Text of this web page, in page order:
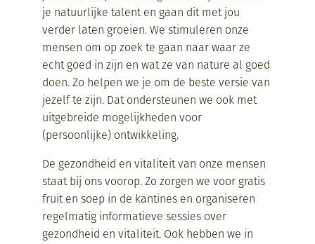
je natuurlijke talent en gaan dit met jou
verder laten groeien. We stimuleren onze
mensen om op zoek te gaan naar waar ze
echt goed in zijn en wat ze van nature al goed
doen. Zo helpen we je om de beste versie van
jezelf te zijn. Dat ondersteunen we ook met
uitgebreide mogelijkheden voor
(persoonlijke) ontwikkeling.
De gezondheid en vitaliteit van onze mensen
staat bij ons voorop. Zo zorgen we voor gratis
fruit en soep in de kantines en organiseren
regelmatig informatieve sessies over
gezondheid en vitaliteit. Ook hebben we in